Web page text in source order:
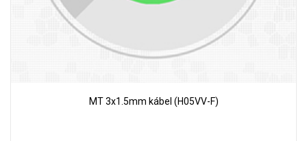
MT 3x1.5mm kábel (H05VV-F)